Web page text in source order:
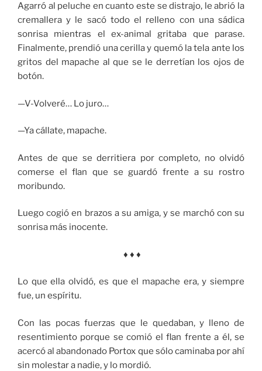
Agarró al peluche en cuanto este se distrajo, le abrió la
cremallera y le sacó todo el relleno con una sádica
sonrisa mientras el ex-animal gritaba que parase.
Finalmente, prendió una cerilla y quemó la tela ante los
gritos del mapache al que se le derretían los ojos de
botón.
—V-Volveré… Lo juro…
—Ya cállate, mapache.
Antes de que se derritiera por completo, no olvidó
comerse el flan que se guardó frente a su rostro
moribundo.
Luego cogió en brazos a su amiga, y se marchó con su
sonrisa más inocente.
♦ ♦ ♦
Lo que ella olvidó, es que el mapache era, y siempre
fue, un espíritu.
Con las pocas fuerzas que le quedaban, y lleno de
resentimiento porque se comió el flan frente a él, se
acercó al abandonado Portox que sólo caminaba por ahí
sin molestar a nadie, y lo mordió.